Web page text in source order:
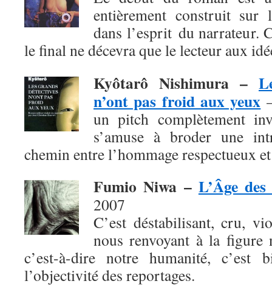
entièrement construit sur
dans l’esprit du narrateur.
le finalne décevra que le lecteur aux
Kyôtarô Nishimura –
n’ont pas froid aux yeux
un pitch complètement
s’amuse à broder une
chemin entre l’hommage respectueux
Fumio Niwa – L’Âge
2007
C’est déstabilisant, cru,
nous renvoyant à la figure
c’est-à-dire notre humanité, c’est
l’objectivité des reportages.